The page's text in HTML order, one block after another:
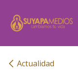
Actualidad